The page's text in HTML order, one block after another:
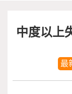
中度以上
最